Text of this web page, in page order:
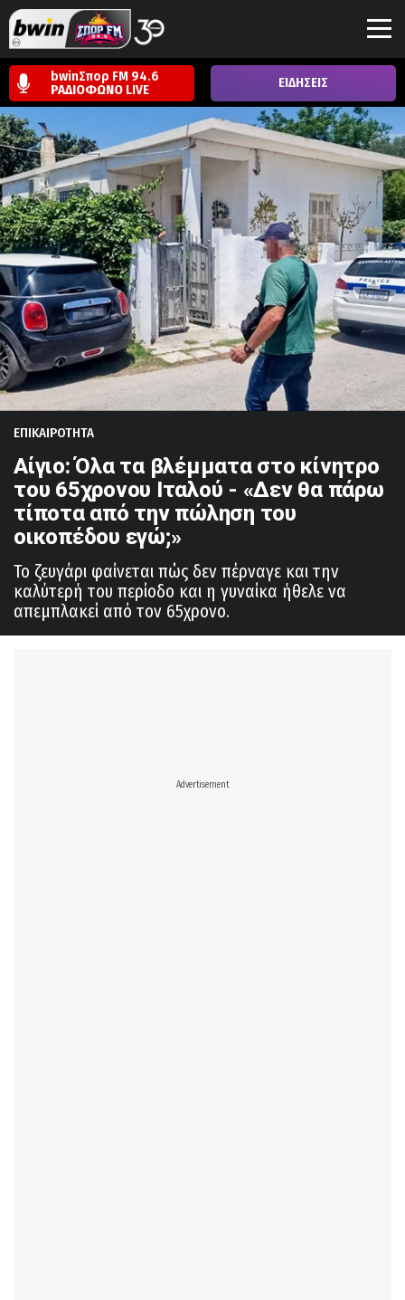
bwinΣπορ FM 94.6
ΡΑΔΙΟΦΩΝΟ LIVE ΕΙΔΗΣΕΙΣ
ΕΠΙΚΑΙΡΟΤΗΤΑ
Αίγιο: Όλα τα βλέμματα στο κίνητρο
του 65χρονου Ιταλού - «Δεν θα πάρω
τίποτα από την πώληση του
οικοπέδου εγώ;»
Το ζευγάρι φαίνεται πώς δεν πέρναγε και την
καλύτερή του περίοδο και η γυναίκα ήθελε να
απεμπλακεί από τον 65χρονο.